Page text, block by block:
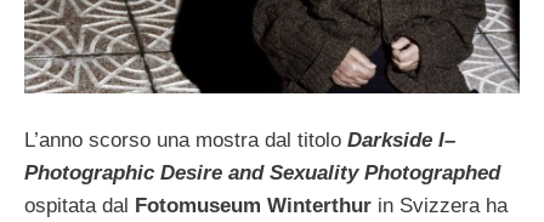
L’anno scorso una mostra dal titolo Darkside I–
Photographic Desire and Sexuality Photographed
ospitata dal Fotomuseum Winterthur in Svizzera ha